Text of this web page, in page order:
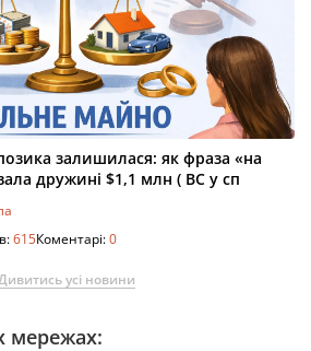
залишилася: як фраза «на
дружині $1,1 млн ( ВС у сп
615Коментарі:0
усі новини
мережах: